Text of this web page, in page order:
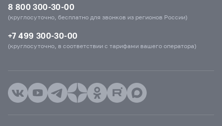
8 800 300-30-00
(круглосуточно, бесплатно для звонков из регионов России)
+7 499 300-30-00
(круглосуточно, в соответствии с тарифами вашего оператора)